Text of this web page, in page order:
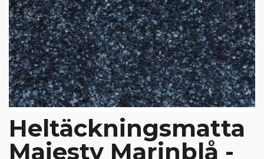
Heltäckningsmatta
Majesty Marinblå -